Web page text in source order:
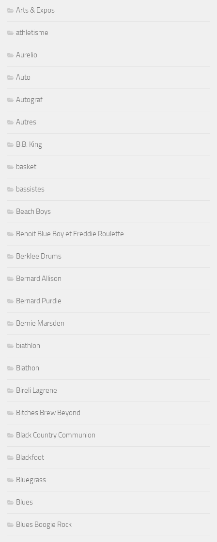
Arts & Expos
athletisme
Aurelio
Auto
Autograf
Autres
B.B. King
basket
bassistes
Beach Boys
Benoit Blue Boy et Freddie Roulette
Berklee Drums
Bernard Allison
Bernard Purdie
Bernie Marsden
biathlon
Biathon
Bireli Lagrene
Bitches Brew Beyond
Black Country Communion
Blackfoot
Bluegrass
Blues
Blues Boogie Rock